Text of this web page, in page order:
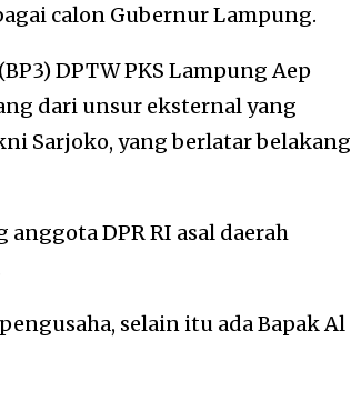
calon Gubernur Lampung.
DPTW PKS Lampung Aep
dari unsur eksternal yang
Sarjoko, yang berlatar belakang
DPR RI asal daerah
selain itu ada Bapak Al